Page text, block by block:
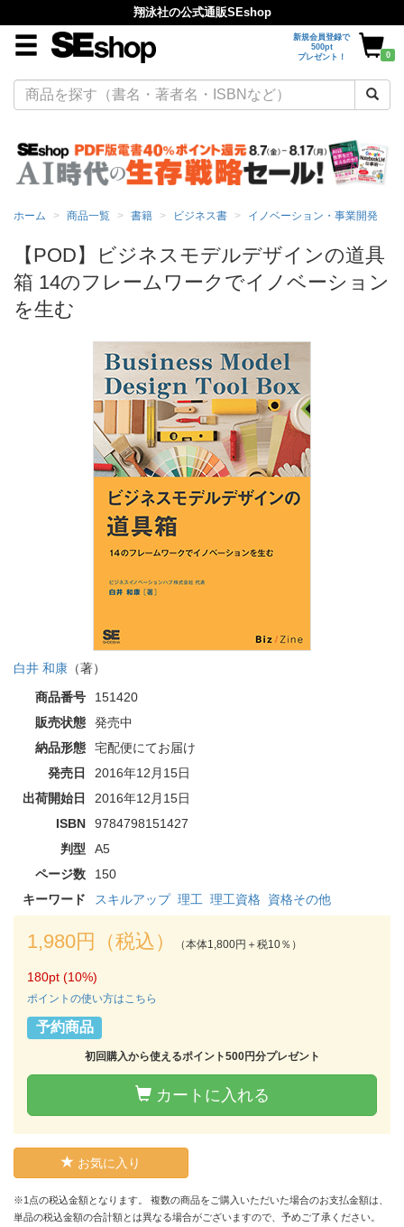
翔泳社の公式通販SEshop
新規会員登録で
500pt
プレゼント！
0
ホーム 商品一覧 書籍 ビジネス書 イノベーション・事業開発
【POD】ビジネスモデルデザインの道具
箱 14のフレームワークでイノベーション
を生む
白井 和康 （著）
商品番号
151420
販売状態
発売中
納品形態
宅配便にてお届け
発売日
2016年12月15日
出荷開始日
2016年12月15日
ISBN
9784798151427
判型
A5
ページ数
150
キーワード
スキルアップ 理工 理工資格 資格その他
1,980円（税込） （本体1,800円＋税10％）
180pt (10%)
ポイントの使い方はこちら
予約商品
初回購入から使えるポイント500円分プレゼント
カートに入れる
お気に入り
※1点の税込金額となります。 複数の商品をご購入いただいた場合のお支払金額は、
単品の税込金額の合計額とは異なる場合がございますので、予めご了承ください。